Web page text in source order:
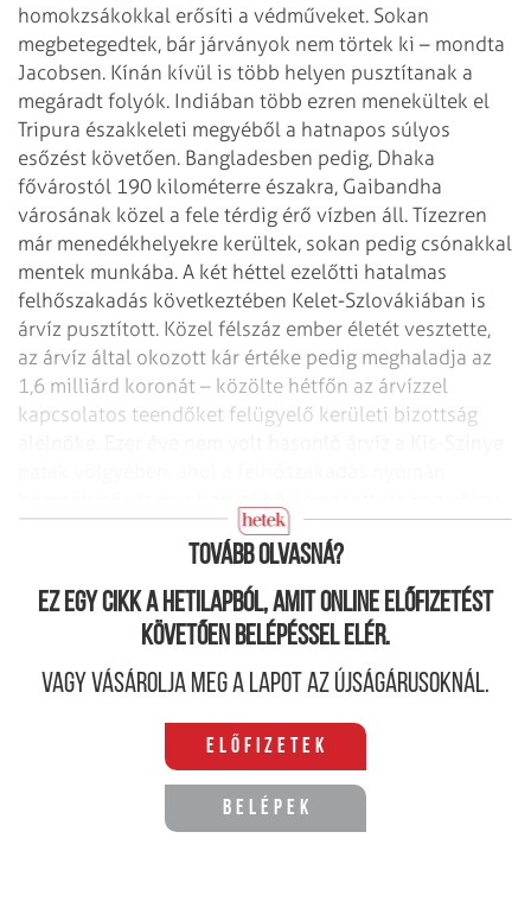
homokzsákokkal erősíti a védműveket. Sokan
megbetegedtek, bár járványok nem törtek ki – mondta
Jacobsen. Kínán kívül is több helyen pusztítanak a
megáradt folyók. Indiában több ezren menekültek el
Tripura északkeleti megyéből a hatnapos súlyos
esőzést követően. Bangladesben pedig, Dhaka
fővárostól 190 kilométerre északra, Gaibandha
városának közel a fele térdig érő vízben áll. Tízezren
már menedékhelyekre kerültek, sokan pedig csónakkal
mentek munkába. A két héttel ezelőtti hatalmas
felhőszakadás következtében Kelet-Szlovákiában is
árvíz pusztított. Közel félszáz ember életét vesztette,
az árvíz által okozott kár értéke pedig meghaladja az
1,6 milliárd koronát – közölte hétfőn az árvízzel
kapcsolatos teendőket felügyelő kerületi bizottság
mélyén fekvő falvakrazúdult.
Tovább olvasná?
Ez egy cikk a hetilapból, amit online előfizetést
követően belépéssel elér.
Vagy vásárolja meg a lapot az újságárusoknál.
Előfizetek
Belépek